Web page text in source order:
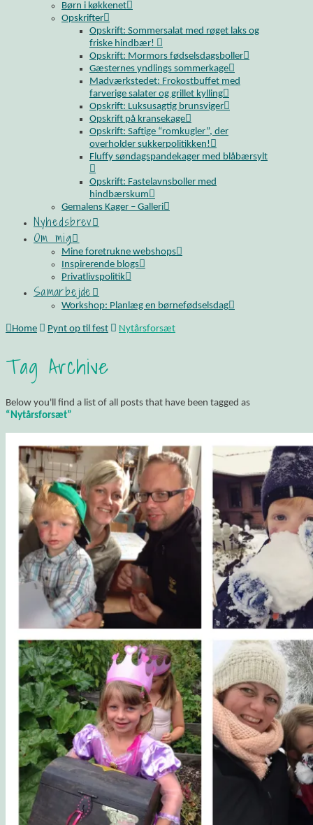
Børn i køkkenet
Opskrifter
Opskrift: Sommersalat med røget laks og
friske hindbær!
Opskrift: Mormors fødselsdagsboller
Gæsternes yndlings sommerkage
Madværkstedet: Frokostbuffet med
farverige salater og grillet kylling
Opskrift: Luksusagtig brunsviger
Opskrift på kransekage
Opskrift: Saftige “romkugler”, der
overholder sukkerpolitikken!
Fluffy søndagspandekager med blåbærsylt
Opskrift: Fastelavnsboller med
hindbærskum
Gemalens Kager – Galleri
Nyhedsbrev
Om mig
Mine foretrukne webshops
Inspirerende blogs
Privatlivspolitik
Samarbejde
Workshop: Planlæg en børnefødselsdag
Home Pynt op til fest Nytårsforsæt
Tag Archive
Below you'll find a list of all posts that have been tagged as
“Nytårsforsæt”